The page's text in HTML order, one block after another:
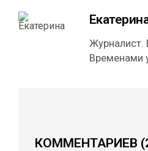
Журналист.
Временами
КОММЕНТАРИЕВ